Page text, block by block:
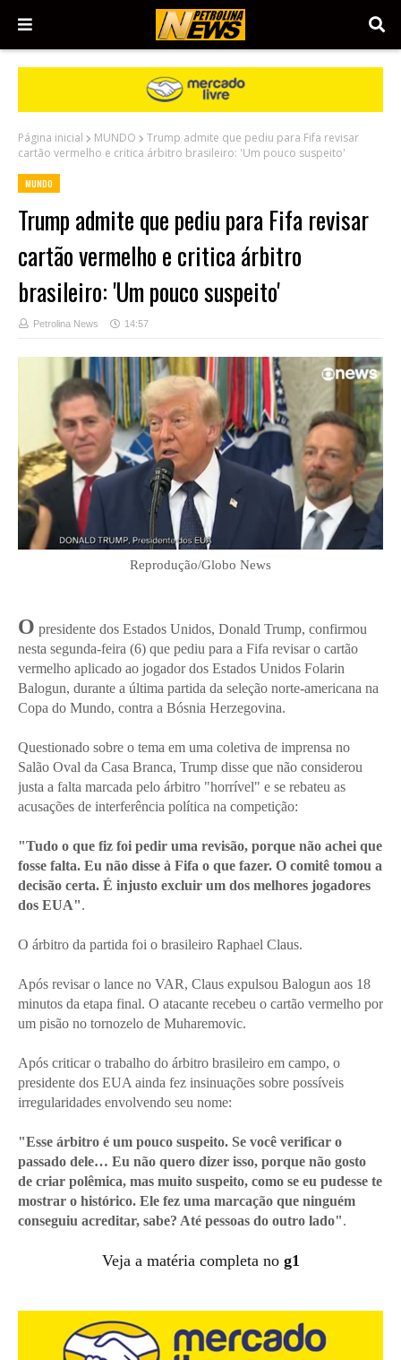
Página inicial MUNDO
Trump admite que pediu para Fifa revisar
cartão vermelho e critica árbitro brasileiro: 'Um pouco suspeito'
MUNDO
Trump admite que pediu para Fifa revisar
cartão vermelho e critica árbitro
brasileiro: 'Um pouco suspeito'
Petrolina News 14:57
Reprodução/Globo News
O presidente dos Estados Unidos, Donald Trump, confirmou
nesta segunda-feira (6) que pediu para a Fifa revisar o cartão
vermelho aplicado ao jogador dos Estados Unidos Folarin
Balogun, durante a última partida da seleção norte-americana na
Copa do Mundo, contra a Bósnia Herzegovina.
Questionado sobre o tema em uma coletiva de imprensa no
Salão Oval da Casa Branca, Trump disse que não considerou
justa a falta marcada pelo árbitro "horrível" e se rebateu as
acusações de interferência política na competição:
"Tudo o que fiz foi pedir uma revisão, porque não achei que
fosse falta. Eu não disse à Fifa o que fazer. O comitê tomou a
decisão certa. É injusto excluir um dos melhores jogadores
dos EUA".
O árbitro da partida foi o brasileiro Raphael Claus.
Após revisar o lance no VAR, Claus expulsou Balogun aos 18
minutos da etapa final. O atacante recebeu o cartão vermelho por
um pisão no tornozelo de Muharemovic.
Após criticar o trabalho do árbitro brasileiro em campo, o
presidente dos EUA ainda fez insinuações sobre possíveis
irregularidades envolvendo seu nome:
"Esse árbitro é um pouco suspeito. Se você verificar o
passado dele… Eu não quero dizer isso, porque não gosto
de criar polêmica, mas muito suspeito, como se eu pudesse te
mostrar o histórico. Ele fez uma marcação que ninguém
conseguiu acreditar, sabe? Até pessoas do outro lado".
Veja a matéria completa no g1